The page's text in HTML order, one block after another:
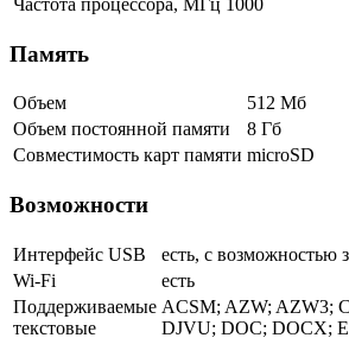
Частота процессора, МГц 1000
Память
Объем
512 Мб
Объем постоянной памяти
8 Гб
Совместимость карт памяти microSD
Возможности
Интерфейс USB
есть, с возможностью
Wi-Fi
есть
Поддерживаемые
текстовые
ACSM; AZW; AZW3;
DJVU; DOC; DOCX;